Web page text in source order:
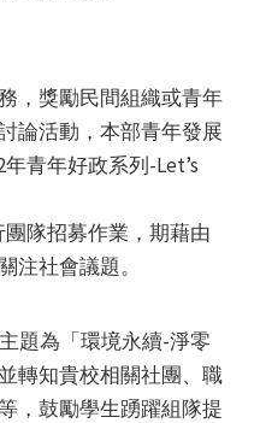
，獎勵民間組織或青年
論活動，本部青年發展
青年好政系列-Let’s
隊招募作業，期藉由
注社會議題。
題為「環境永續-淨零
轉知貴校相關社團、職
，鼓勵學生踴躍組隊提